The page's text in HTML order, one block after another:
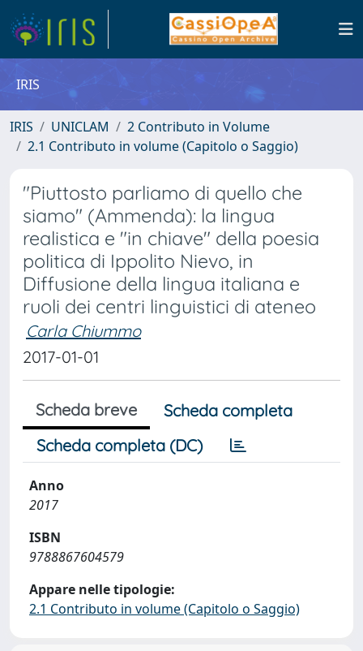
IRIS
IRIS UNICLAM
2 Contributo in Volume
2.1 Contributo in volume (Capitolo o Saggio)
"Piuttosto parliamo di quello che
siamo" (Ammenda): la lingua
realistica e "in chiave" della poesia
politica di Ippolito Nievo, in
Diffusione della lingua italiana e
ruoli dei centri linguistici di ateneo
Carla Chiummo
2017-01-01
Scheda breve
Scheda completa
Scheda completa (DC)
Anno
2017
ISBN
9788867604579
Appare nelle tipologie:
2.1 Contributo in volume (Capitolo o Saggio)